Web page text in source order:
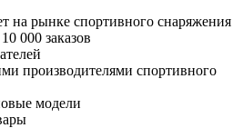
на рынке спортивного снаряжения
000 заказов
производителями спортивного
модели